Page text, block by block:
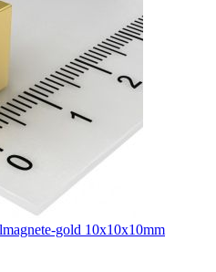
gold 10x10x10mm